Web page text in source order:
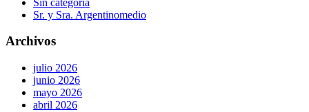
Sr. y Sra. Argentinomedio
Archivos
julio 2026
junio 2026
mayo 2026
abril 2026